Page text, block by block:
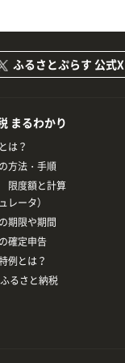
ふるさとぷらす 公式X
まるわかり
は？
方法・手順
限度額と計算
レータ）
期限や期間
確定申告
例とは？
るさと納税